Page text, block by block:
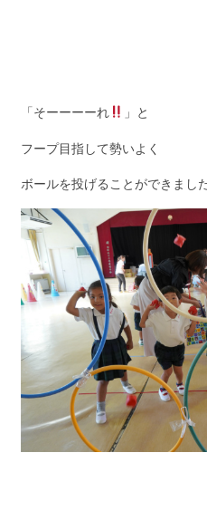
「そーーーーれ 」と
フープ目指して勢いよく
ボールを投げることができまし